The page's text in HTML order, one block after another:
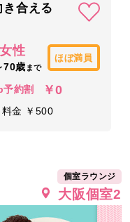
き合える
女性
70歳 まで
ほぼ満員
約割 ￥0
金 ￥500
個室ラウンジ
大阪個室2